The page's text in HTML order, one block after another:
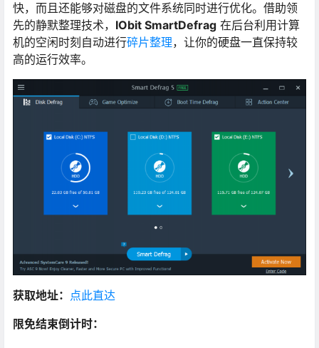
快，而且还能够对磁盘的文件系统同时进行优化。借助领
先的静默整理技术， IObit SmartDefrag 在后台利用计算
机的空闲时刻自动进行碎片整理，让你的硬盘一直保持较
高的运行效率。
获取地址： 点此直达
限免结束倒计时：